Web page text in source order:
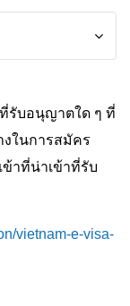
รับอนุญาตใด ๆ ที่
งในการสมัคร
าที่น่าเข้าที่รับ
vietnam-e-visa-